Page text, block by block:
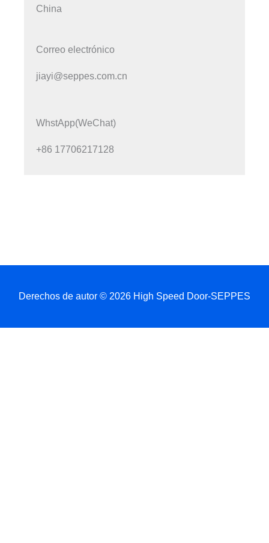
China
Correo electrónico
jiayi@seppes.com.cn
WhstApp(WeChat)
+86 17706217128
Derechos de autor © 2026 High Speed Door-SEPPES